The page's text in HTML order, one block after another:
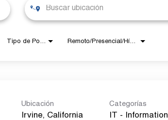
Tipo de Posición Remoto/Presencial/Híbrido
Ubicación Categorías
IT - Information